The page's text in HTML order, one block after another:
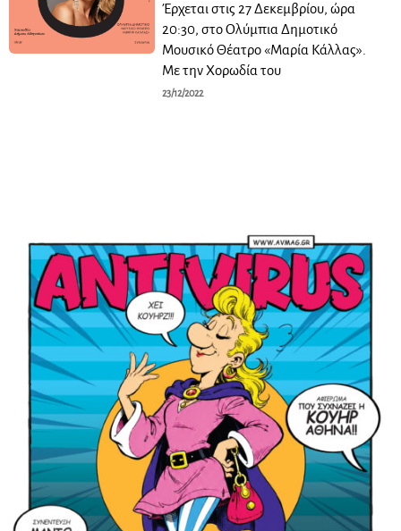
Έρχεται στις 27 Δεκεμβρίου, ώρα
20:30, στο Ολύμπια Δημοτικό
Μουσικό Θέατρο «Μαρία Κάλλας».
Με την Χορωδία του
23/12/2022